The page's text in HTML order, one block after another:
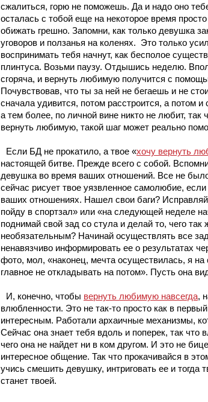
сжалиться, горю не поможешь. Да и надо оно
осталась с тобой еще на некоторое время
обижать грешно. Запомни, как только девушка
уговоров и ползанья на коленях.  Это только
воспринимать тебя начнут, как бесполое
плинтуса. Возьми паузу. Отдышись неделю.
сгоряча, и вернуть любимую получится с
Почувствовав, что ты за ней не бегаешь и не
сначала удивится, потом расстроится, а потом и
а тем более, по личной вине никто не любит, так
вернуть любимую, такой шаг может реально
Если БД не прокатило, а твое «хочу вернуть
настоящей битве. Прежде всего с собой.
девушка во время ваших отношений. Все не
сейчас рисует твое уязвленное самолюбие,
ваших отношениях. Нашел свои баги?
пойду в спортзал» или «на следующей неделе
поднимай свой зад со стула и делай то, чего
необязательным? Начинай осуществлять все
ненавязчиво информировать ее о результатах
фото, мол, «наконец, мечта осуществилась, я
главное не откладывать на потом». Пусть она
И, конечно, чтобы вернуть любимую навсегда,
влюбленности. Это не так-то просто как в
интересным. Работали архаичные механизмы,
Сейчас она знает тебя вдоль и поперек, так что
чего она не найдет ни в ком другом. И это не
интересное общение. Так что прокачивайся в
учись смешить девушку, интриговать ее и тогда
станет твоей.